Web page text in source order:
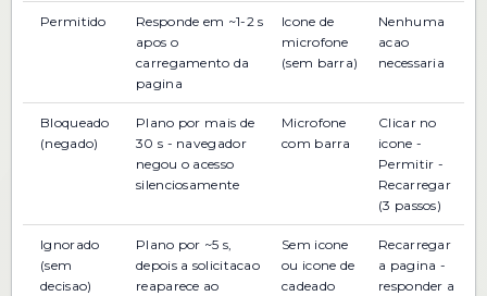
Permitido
Responde em ~1-2 s
apos o
carregamento da
pagina
Icone de
microfone
(sem barra)
Nenhuma
acao
necessaria
Bloqueado
(negado)
Plano por mais de
30 s - navegador
negou o acesso
silenciosamente
Microfone
com barra
Clicar no
icone -
Permitir -
Recarregar
(3 passos)
Ignorado
(sem
decisao)
Plano por ~5 s,
depois a solicitacao
reaparece ao
Sem icone
ou icone de
cadeado
Recarregar
a pagina -
responder a